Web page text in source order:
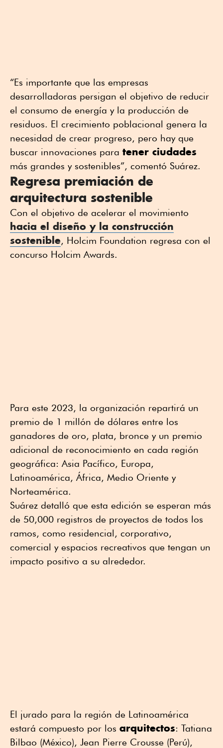
“Es importante que las empresas
desarrolladoras persigan el objetivo de reducir
el consumo de energía y la producción de
residuos. El crecimiento poblacional genera la
necesidad de crear progreso, pero hay que
buscar innovaciones para tener ciudades
más grandes y sostenibles”, comentó Suárez.
Regresa premiación de
arquitectura sostenible
Con el objetivo de acelerar el movimiento
hacia el diseño y la construcción
sostenible, Holcim Foundation regresa con el
concurso Holcim Awards.
Para este 2023, la organización repartirá un
premio de 1 millón de dólares entre los
ganadores de oro, plata, bronce y un premio
adicional de reconocimiento en cada región
geográfica: Asia Pacífico, Europa,
Latinoamérica, África, Medio Oriente y
Norteamérica.
Suárez detalló que esta edición se esperan más
de 50,000 registros de proyectos de todos los
ramos, como residencial, corporativo,
comercial y espacios recreativos que tengan un
impacto positivo a su alrededor.
El jurado para la región de Latinoamérica
estará compuesto por los arquitectos: Tatiana
Bilbao (México), Jean Pierre Crousse (Perú),